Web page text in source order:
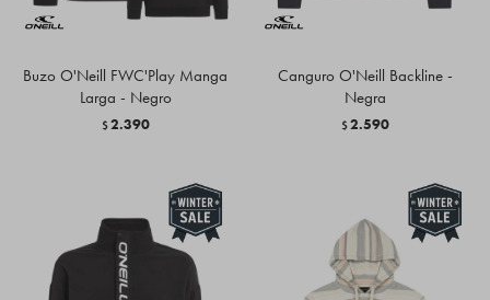
Buzo O'Neill FWC'Play Manga
Larga - Negro
$2.390
Canguro O'Neill Backline -
Negra
$2.590